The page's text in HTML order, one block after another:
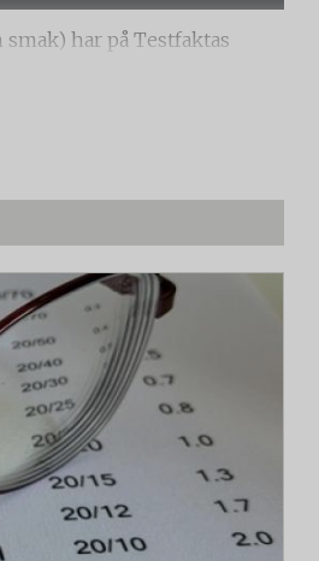
har på Testfaktas
köttbullar. Testet är utfört
i två omgångar –
serverades slumpmässigt.
på en skala från 1-7.
köttbulle samt om den
sötma, umami, köttsmak,
1 till 5 där 5 är bäst.